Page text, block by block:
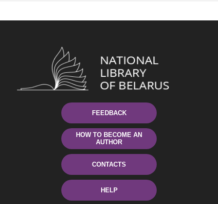
FEEDBACK
HOW TO BECOME AN
AUTHOR
CONTACTS
HELP